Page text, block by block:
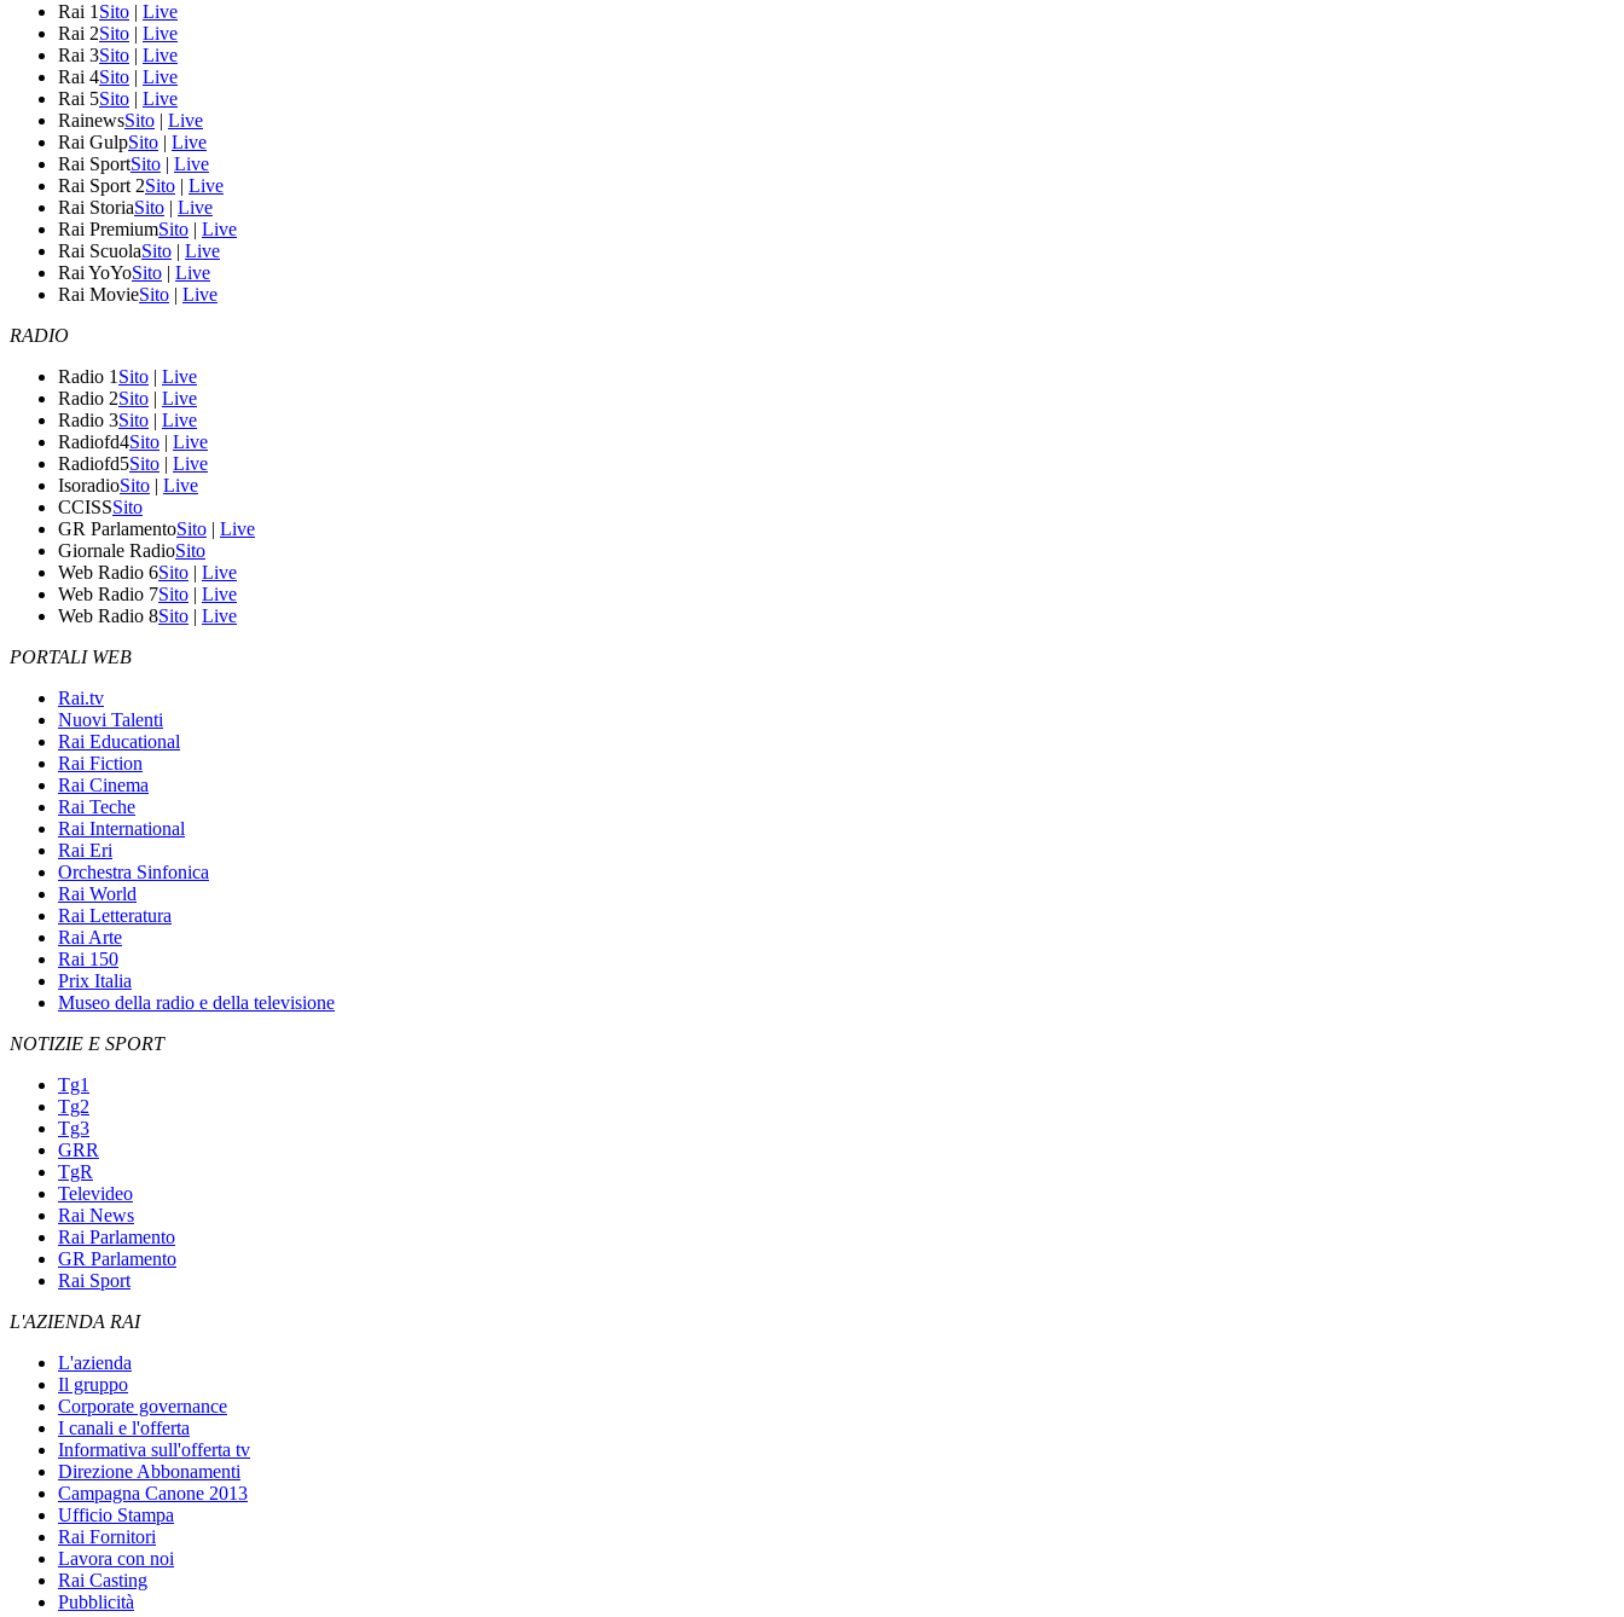
Rai 1 Sito | Live
Rai 2Sito | Live
Rai 3Sito | Live
Rai 4Sito | Live
Rai 5Sito | Live
RainewsSito | Live
Rai GulpSito | Live
Rai SportSito | Live
Rai Sport 2Sito | Live
Rai StoriaSito | Live
Rai PremiumSito | Live
Rai ScuolaSito | Live
Rai YoYoSito | Live
Rai MovieSito | Live
RADIO
Radio 1 Sito | Live
Radio 2Sito | Live
Radio 3Sito | Live
Radiofd4Sito | Live
Radiofd5Sito | Live
IsoradioSito | Live
CCISSSito
GR ParlamentoSito | Live
Giornale RadioSito
Web Radio 6Sito | Live
Web Radio 7Sito | Live
Web Radio 8Sito | Live
PORTALI WEB
Rai.tv
Nuovi Talenti
Rai Educational
Rai Fiction
Rai Cinema
Rai Teche
Rai International
Rai Eri
Orchestra Sinfonica
Rai World
Rai Letteratura
Rai Arte
Rai 150
Prix Italia
Museo della radio e della televisione
NOTIZIE E SPORT
Tg1
Tg2
Tg3
GRR
TgR
Televideo
Rai News
Rai Parlamento
GR Parlamento
Rai Sport
L'AZIENDA RAI
L'azienda
Il gruppo
Corporate governance
I canali e l'offerta
Informativa sull'offerta tv
Direzione Abbonamenti
Campagna Canone 2013
Ufficio Stampa
Rai Fornitori
Lavora con noi
Rai Casting
Pubblicità